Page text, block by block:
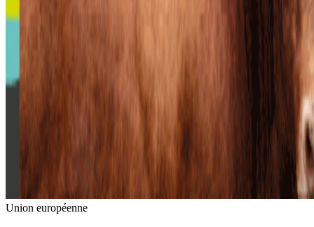
Union européenne